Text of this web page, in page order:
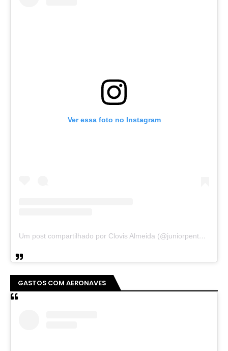
Ver essa foto no Instagram
Um post compartilhado por Clovis Almeida (@juniorpentecoste01)
GASTOS COM AERONAVES